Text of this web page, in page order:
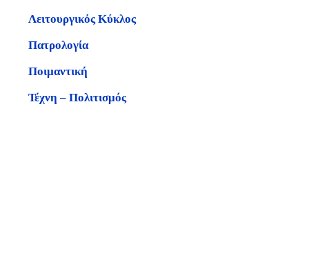
Λειτουργικός Κύκλος
Πατρολογία
Ποιμαντική
Τέχνη – Πολιτισμός